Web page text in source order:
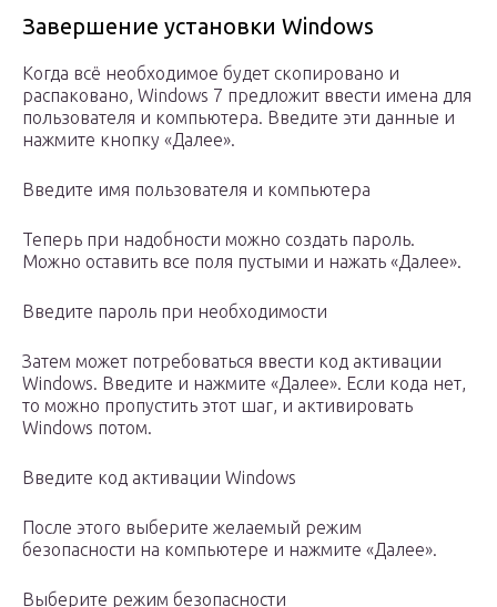
Завершение установки Windows
Когда всё необходимое будет скопировано и
распаковано, Windows 7 предложит ввести имена для
пользователя и компьютера. Введите эти данные и
нажмите кнопку «Далее».
Введите имя пользователя и компьютера
Теперь при надобности можно создать пароль.
Можно оставить все поля пустыми и нажать «Далее».
Введите пароль при необходимости
Затем может потребоваться ввести код активации
Windows. Введите и нажмите «Далее». Если кода нет,
то можно пропустить этот шаг, и активировать
Windows потом.
Введите код активации Windows
После этого выберите желаемый режим
безопасности на компьютере и нажмите «Далее».
Выберите режим безопасности